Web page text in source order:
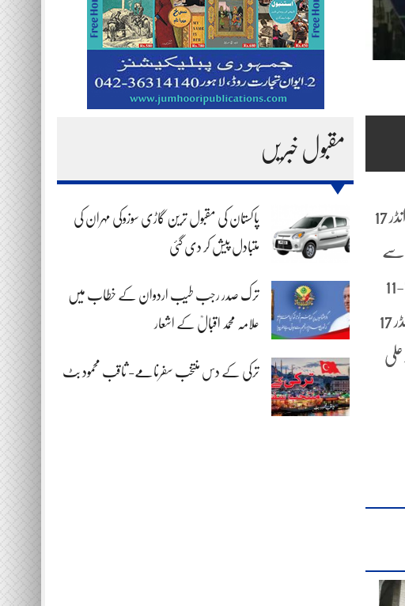
مقبول خبریں
پاکستان کی مقبول ترین گاڑی سوزوکی مہران کی
متبادل پیش کر دی گئی
ترک صدر رجب طیب اردوان کے خطاب میں
علامہ محمد اقبالؒ کے اشعار
ترکی کے دس منتخب سفرنامے- ثاقب محمود بٹ
میلبرن: آسٹریلین جونیئر اوپن سکواش چیمپئن شپ میں پاکستان کے 4 کھلاڑیوں نے ٹائٹلز اپنے نام کر لیے۔ گرلز انڈر 13 اور انڈر 17
کا ٹائٹل 2 بہنوں ماہ نور اور مہوش علی کے نام رہا جبکہ انڈر 13 کے فائنل میں ماہ نور علی نے ریو کوابتا کو 2-11، 5-11 اور 6-11 سے
شکست دی۔ ماہ نور کی بڑی بہن مہوش نے انڈر 17 کا ٹائٹل اپنے نام کیا جب کہ مہوش نے ایڈین ایلما جو 5-11، 5-11 اور 7-11
سے شکست دی۔ گرلز انڈر 15 کے فائنل میں ماہ نور اور مہوش کی بہن سحرش کو سخت مقابلے کے بعد شکست ہوئی۔ بوائز انڈر 17
کے احمد علی